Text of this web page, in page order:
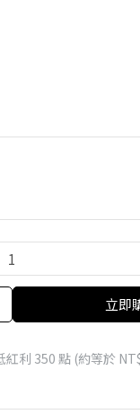
立即
紅利 350 點 (約等於